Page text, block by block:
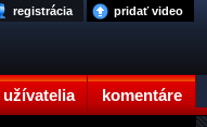
užívatelia komentáre
pridať video
registrácia